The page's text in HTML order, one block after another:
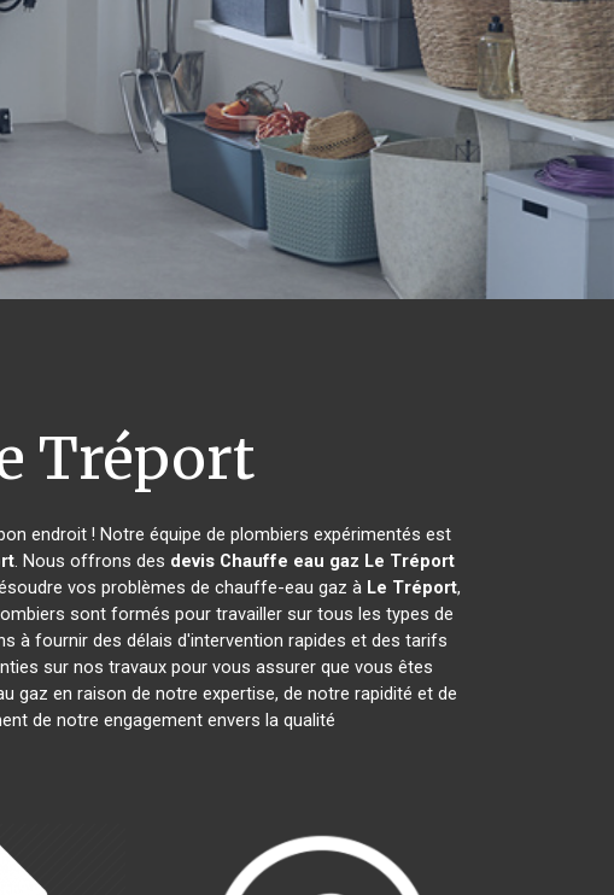
Tréport
endroit ! Notre équipe de plombiers expérimentés est
. Nous offrons des devis Chauffe eau gaz Le Tréport
vos problèmes de chauffe-eau gaz à Le Tréport,
sont formés pour travailler sur tous les types de
à fournir des délais d'intervention rapides et des tarifs
sur nos travaux pour vous assurer que vous êtes
en raison de notre expertise, de notre rapidité et de
de notre engagement envers la qualité